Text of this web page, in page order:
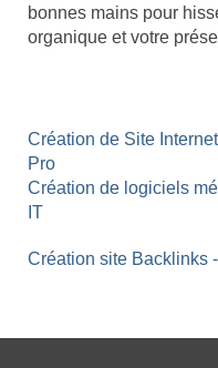
bonnes mains pour
organique et votre
Création de Site
Pro
Création de logiciels
IT
Création site Backlinks